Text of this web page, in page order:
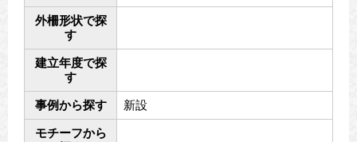
外柵形状で探
す
建立年度で探
す
事例から探す 新設
モチーフから